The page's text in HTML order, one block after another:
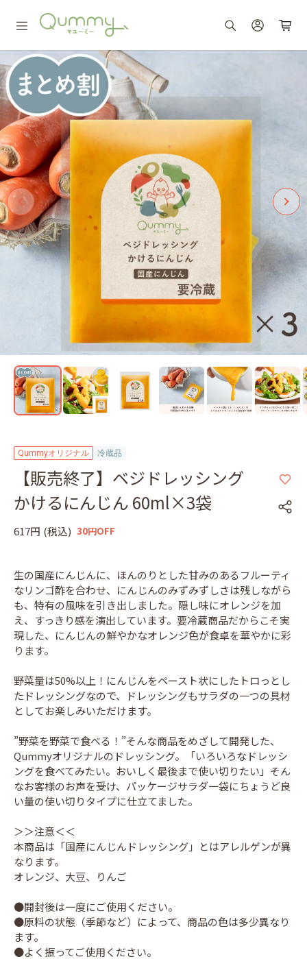
Qummyオリジナル 冷蔵品
【販売終了】ベジドレッシング
かけるにんじん 60ml×3袋
617円 (税込) 30円OFF
生の国産にんじんに、ほんのりとした甘みのあるフルーティ
なリンゴ酢を合わせ、にんじんのみずみずしさは残しながら
も、特有の風味を引き出しました。隠し味にオレンジを加
え、すっきり感を演出しています。要冷蔵商品だからこそ実
現した、にんじんの鮮やかなオレンジ色が食卓を華やかに彩
ります。
野菜量は50%以上！にんじんをペースト状にしたトロっとし
たドレッシングなので、ドレッシングもサラダの一つの具材
としてお楽しみいただけます。
”野菜を野菜で食べる！”そんな商品をめざして開発した、
Qummyオリジナルのドレッシング。「いろいろなドレッシ
ングを食べてみたい。おいしく最後まで使い切りたい」そん
なお客様のお声を受け、パッケージサラダ一袋にちょうど良
い量の使い切りタイプに仕立てました。
＞＞注意＜＜
本商品は「国産にんじんドレッシング」とはアレルゲンが異
なります。
オレンジ、大豆、りんご
●開封後は一度にご使用ください。
●原料の状態（季節など）によって、商品の色は多少異なり
ます。
●よく振ってご使用ください。